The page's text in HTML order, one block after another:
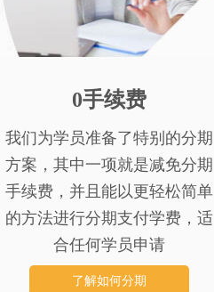
0手续费
我们为学员准备了特别的分期
方案，其中一项就是减免分期
手续费，并且能以更轻松简单
的方法进行分期支付学费，适
合任何学员申请
了解如何分期